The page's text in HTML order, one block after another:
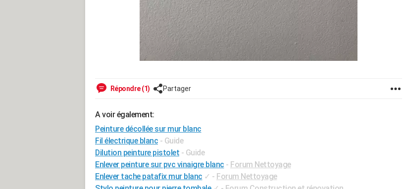
Répondre (1) Partager
A voir également:
Peinture décollée sur mur blanc
Fil électrique blanc - Guide
Dilution peinture pistolet - Guide
Enlever peinture sur pvc vinaigre blanc - Forum Nettoyage
Enlever tache patafix mur blanc ✓ - Forum Nettoyage